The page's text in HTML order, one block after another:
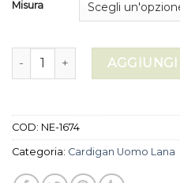
Misura
cardigan uomo lana quantità
COD: NE-1674
Categoria: Cardigan Uomo Lana